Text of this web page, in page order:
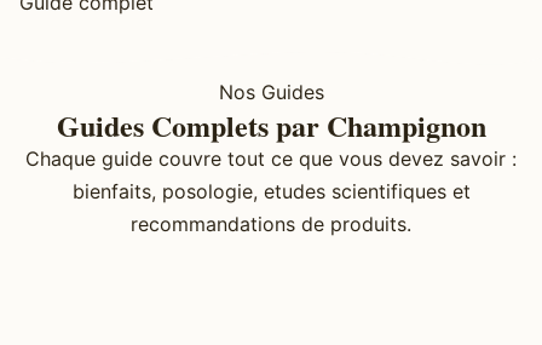
Nos Guides
Guides Complets par Champignon
Chaque guide couvre tout ce que vous devez savoir :
bienfaits, posologie, etudes scientifiques et
recommandations de produits.